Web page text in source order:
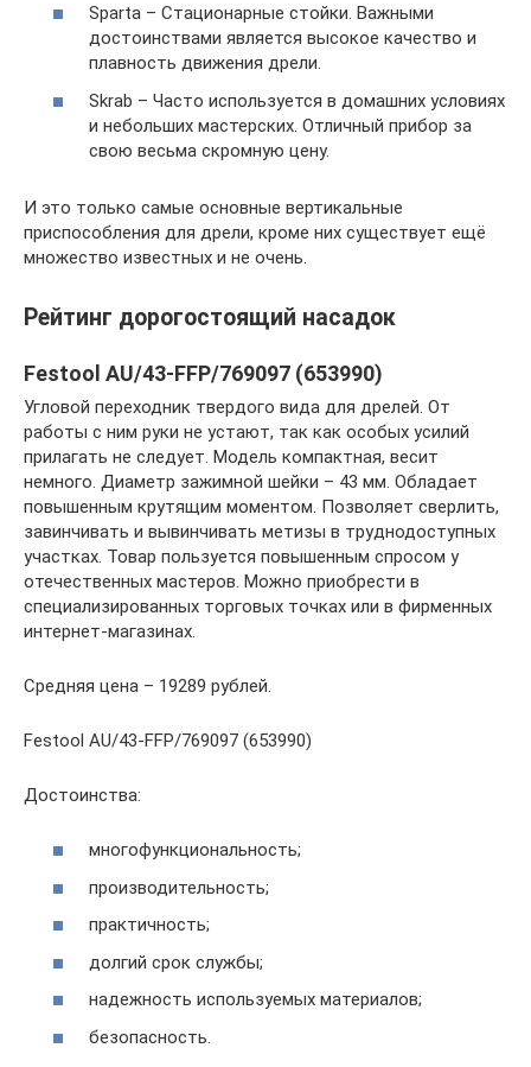
Sparta – Стационарные стойки. Важными
достоинствами является высокое качество и
плавность движения дрели.
Skrab – Часто используется в домашних условиях
и небольших мастерских. Отличный прибор за
свою весьма скромную цену.
И это только самые основные вертикальные
приспособления для дрели, кроме них существует ещё
множество известных и не очень.
Рейтинг дорогостоящий насадок
Festool AU/43-FFP/769097 (653990)
Угловой переходник твердого вида для дрелей. От
работы с ним руки не устают, так как особых усилий
прилагать не следует. Модель компактная, весит
немного. Диаметр зажимной шейки – 43 мм. Обладает
повышенным крутящим моментом. Позволяет сверлить,
завинчивать и вывинчивать метизы в труднодоступных
участках. Товар пользуется повышенным спросом у
отечественных мастеров. Можно приобрести в
специализированных торговых точках или в фирменных
интернет-магазинах.
Средняя цена – 19289 рублей.
Festool AU/43-FFP/769097 (653990)
Достоинства:
многофункциональность;
производительность;
практичность;
долгий срок службы;
надежность используемых материалов;
безопасность.